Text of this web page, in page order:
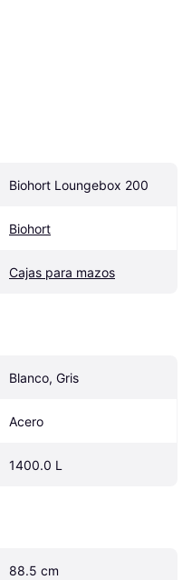
Biohort Loungebox 200
Biohort
Cajas para mazos
Blanco, Gris
Acero
1400.0 L
88.5 cm